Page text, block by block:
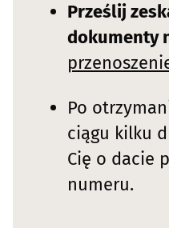
Prześlij
dokumenty
Po
ciągu kilku
Cię o dacie
numeru.